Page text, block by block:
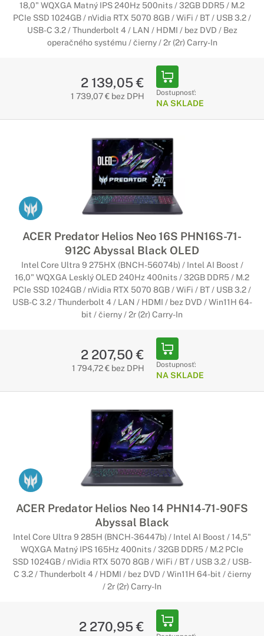
18,0" WQXGA Matný IPS 240Hz 500nits / 32GB DDR5 / M.2
PCIe SSD 1024GB / nVidia RTX 5070 8GB / WiFi / BT / USB 3.2 /
USB-C 3.2 / Thunderbolt 4 / LAN / HDMI / bez DVD / Bez
operačného systému / čierny / 2r (2r) Carry-In
2 139,05 €
1 739,07 € bez DPH Dostupnosť:
NA SKLADE
ACER Predator Helios Neo 16S PHN16S-71-
912C Abyssal Black OLED
Intel Core Ultra 9 275HX (BNCH-56074b) / Intel AI Boost /
16,0" WQXGA Lesklý OLED 240Hz 400nits / 32GB DDR5 / M.2
PCIe SSD 1024GB / nVidia RTX 5070 8GB / WiFi / BT / USB 3.2 /
USB-C 3.2 / Thunderbolt 4 / LAN / HDMI / bez DVD / Win11H 64-
bit / čierny / 2r (2r) Carry-In
2 207,50 €
1 794,72 € bez DPH Dostupnosť:
NA SKLADE
ACER Predator Helios Neo 14 PHN14-71-90FS
Abyssal Black
Intel Core Ultra 9 285H (BNCH-36447b) / Intel AI Boost / 14,5"
WQXGA Matný IPS 165Hz 400nits / 32GB DDR5 / M.2 PCIe
SSD 1024GB / nVidia RTX 5070 8GB / WiFi / BT / USB 3.2 / USB-
C 3.2 / Thunderbolt 4 / HDMI / bez DVD / Win11H 64-bit / čierny
/ 2r (2r) Carry-In
2 270,95 €